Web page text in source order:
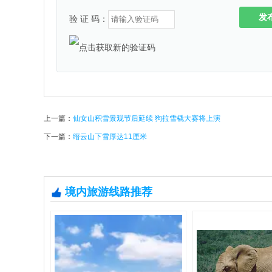
验 证 码： 发
上一篇： 仙女山积雪景观节后延续 狗拉雪橇大赛将上演
下一篇： 缙云山下雪厚达11厘米
境内旅游线路推荐